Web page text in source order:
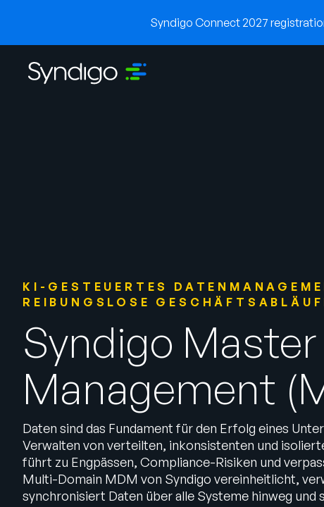
Syndigo Connect 2027
KI-GESTEUERTES
REIBUNGSLOSE
Syndigo
Management
Daten sind das Fundament für den Erfolg eines
Verwalten von verteilten, inkonsistenten und
führt zu Engpässen, Compliance-Risiken und
Multi-Domain MDM von Syndigo vereinheitlicht,
synchronisiert Daten über alle Systeme hinweg und